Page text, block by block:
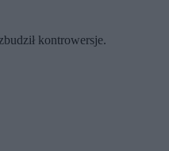
kontrowersje.